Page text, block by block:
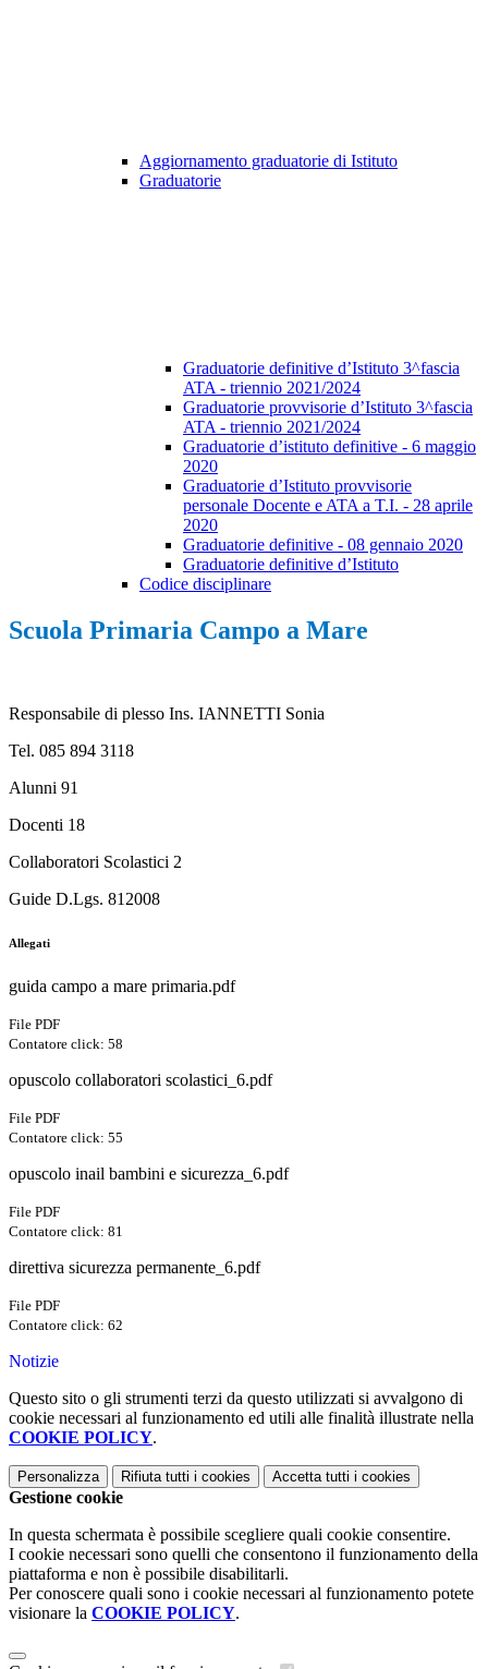
Aggiornamento graduatorie di Istituto
Graduatorie
Graduatorie definitive d’Istituto 3^fascia
ATA - triennio 2021/2024
Graduatorie provvisorie d’Istituto 3^fascia
ATA - triennio 2021/2024
Graduatorie d’istituto definitive - 6 maggio
2020
Graduatorie d’Istituto provvisorie
personale Docente e ATA a T.I. - 28 aprile
2020
Graduatorie definitive - 08 gennaio 2020
Graduatorie definitive d’Istituto
Codice disciplinare
Scuola Primaria Campo a Mare
Responsabile di plesso Ins. IANNETTI Sonia
Tel. 085 894 3118
Alunni 91
Docenti 18
Collaboratori Scolastici 2
Guide D.Lgs. 812008
Allegati
guida campo a mare primaria.pdf
File PDF
Contatore click: 58
opuscolo collaboratori scolastici_6.pdf
File PDF
Contatore click: 55
opuscolo inail bambini e sicurezza_6.pdf
File PDF
Contatore click: 81
direttiva sicurezza permanente_6.pdf
File PDF
Contatore click: 62
Notizie
Questo sito o gli strumenti terzi da questo utilizzati si avvalgono di
cookie necessari al funzionamento ed utili alle finalità illustrate nella
COOKIE POLICY.
Personalizza Rifiuta tutti i cookies Accetta tutti i cookies
Gestione cookie
In questa schermata è possibile scegliere quali cookie consentire.
I cookie necessari sono quelli che consentono il funzionamento della
piattaforma e non è possibile disabilitarli.
Per conoscere quali sono i cookie necessari al funzionamento potete
visionare la COOKIE POLICY.